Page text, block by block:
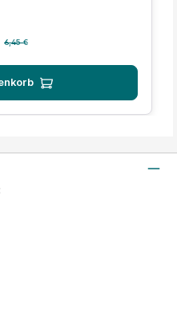
Regulärer Preis:
6,45 €